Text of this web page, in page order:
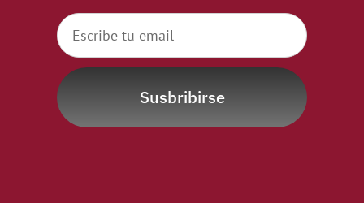
WooCommerce Cart
Susbribirse